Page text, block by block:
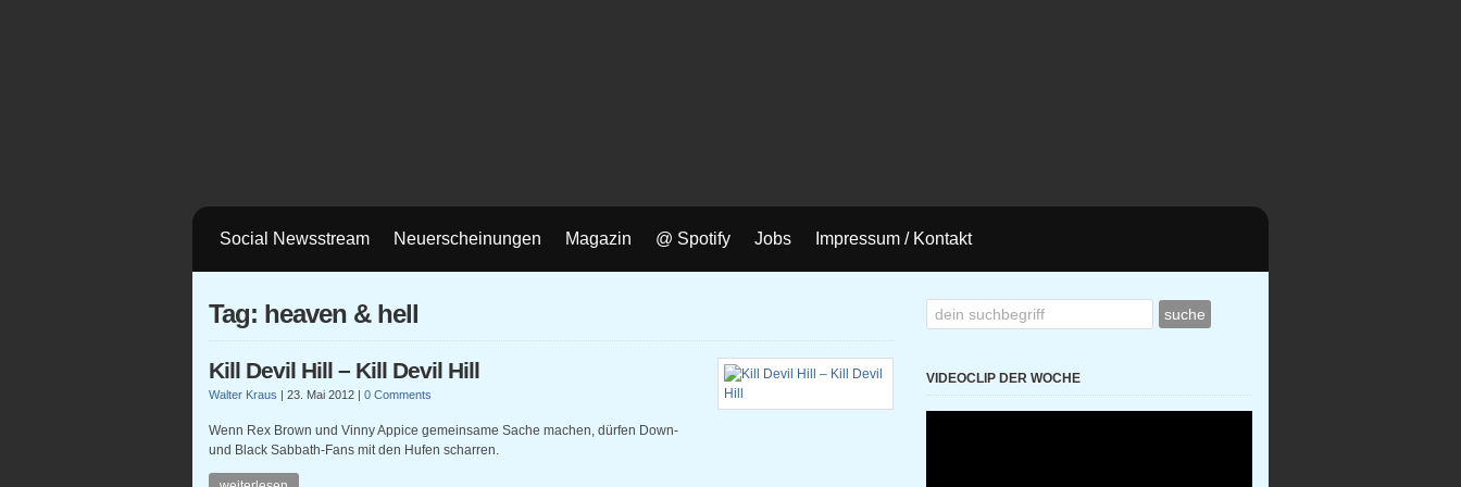
Social Newsstream Neuerscheinungen Magazin @ Spotify Jobs Impressum / Kontakt
Tag: heaven & hell
Kill Devil Hill – Kill Devil Hill
Walter Kraus | 23. Mai 2012 | 0 Comments
Wenn Rex Brown und Vinny Appice gemeinsame Sache machen, dürfen Down-
und Black Sabbath-Fans mit den Hufen scharren.
VIDEOCLIP DER WOCHE